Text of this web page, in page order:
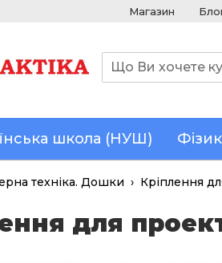
Магазин
школа (НУШ)
техніка. Дошки › Кріплення
для